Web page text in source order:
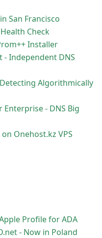
San Francisco
Check
Installer
- Independent DNS
Algorithmically
Enterprise - DNS Big
Onehost.kz VPS
Profile for ADA
- Now in Poland